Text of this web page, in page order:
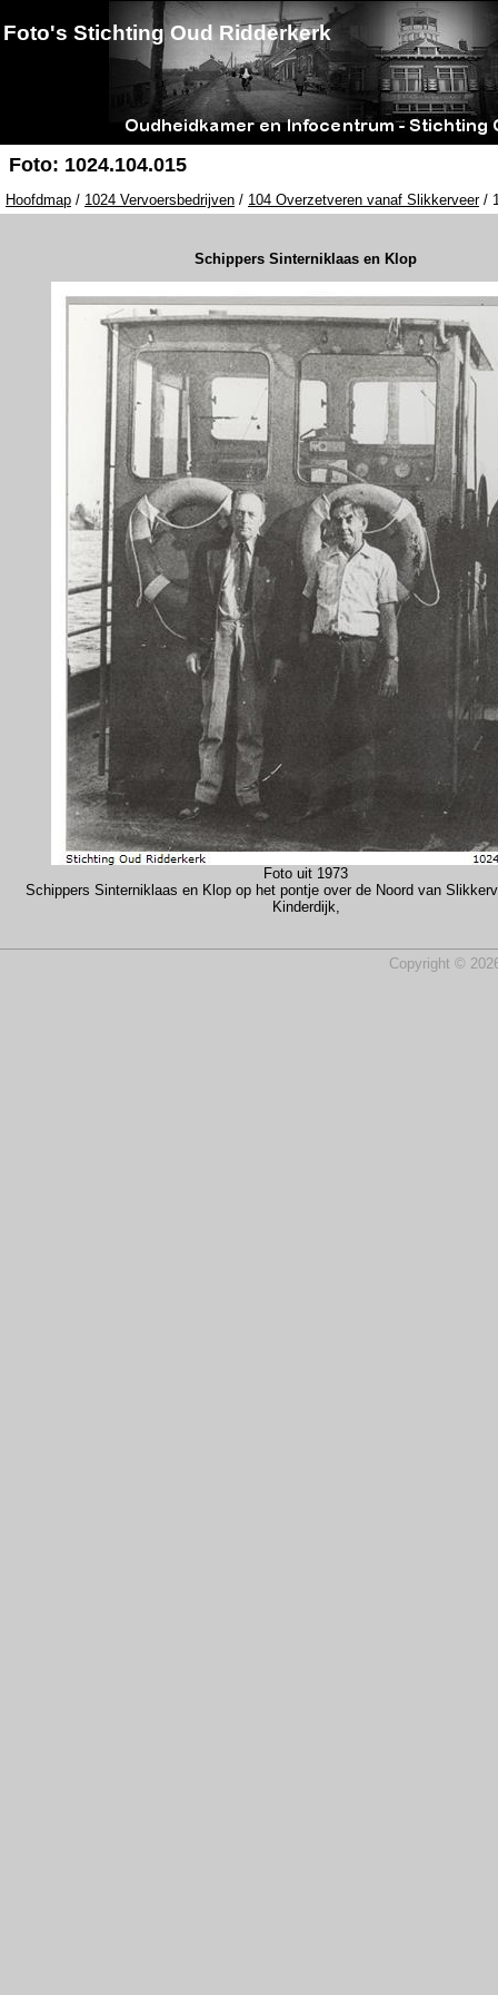
Foto's Stichting Oud Ridderkerk
Foto: 1024.104.015
Hoofdmap / 1024 Vervoersbedrijven / 104 Overzetveren vanaf Slikkerveer/
Schippers Sinterniklaas en Klop
Foto uit 1973
Schippers Sinterniklaas en Klop op het pontje over de Noord van
Kinderdijk,
Copyright ©